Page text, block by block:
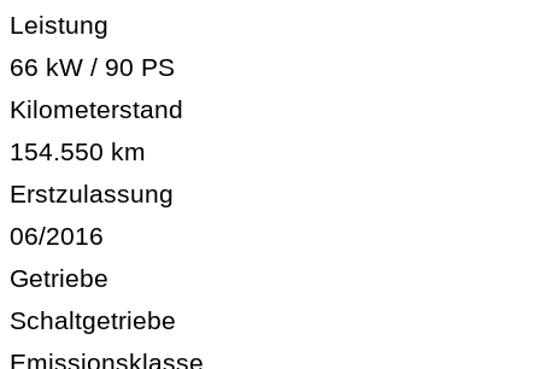
Leistung
66 kW / 90 PS
Kilometerstand
154.550 km
Erstzulassung
06/2016
Getriebe
Schaltgetriebe
Emissionsklasse